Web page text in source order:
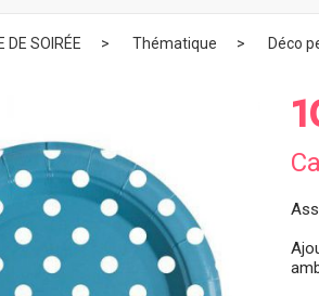
DE SOIRÉE Thématique Déco